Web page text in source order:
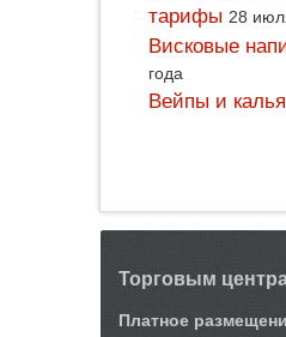
тарифы 28
Висковые
года
Вейпы и
Торговым
Платное